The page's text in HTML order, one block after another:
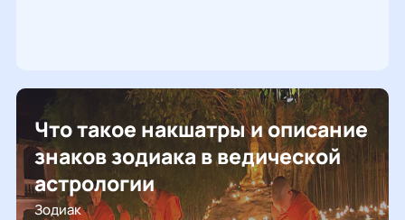
Что такое накшатры и описание
знаков зодиака в ведической
астрологии
Зодиак